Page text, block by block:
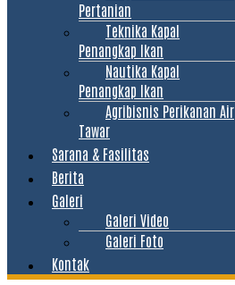
Pertanian
Teknika Kapal
Penangkap Ikan
Nautika Kapal
Penangkap Ikan
Agribisnis Perikanan Air
Tawar
Sarana & Fasilitas
Berita
Galeri
Galeri Video
Galeri Foto
Kontak